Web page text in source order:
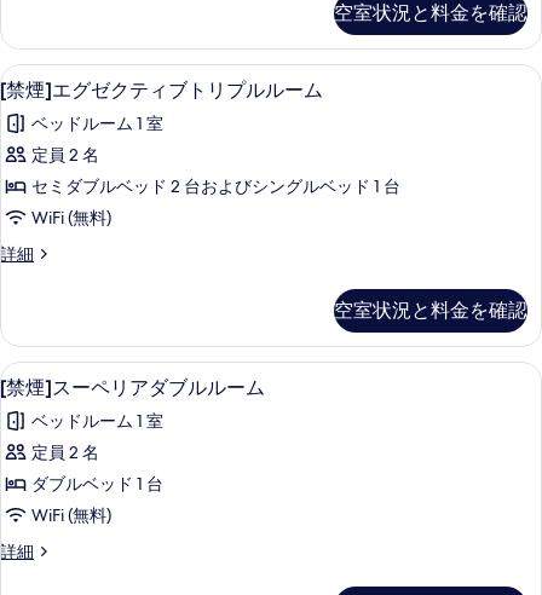
の
写
真
を
表
示
る
ブ
フ
ォ
ー
ス
ル
ー
ム
べ
て
の
写
真
を
示
ゼ
ク
テ
ィ
ブ
フ
ー
ス
ー
細
空室状況と料金を確認
[禁
煙]
エ
グ
ゼ
テ
ブ
ト
リ
プ
ル
ル
ー
ム
[禁煙]エグゼクティブトリプルルー
4
[禁煙]エグゼクティブトリプルルーム
ベッドルーム 1 室
定員 2 名
セミダブルベッド 2 台およびシングルベッド 1 台
WiFi (無料)
詳細
[禁
ゼ
ク
テ
ィ
ブ
ト
プ
ル
ー
空室状況と料金を確認
[禁
煙]
ス
ー
ペ
ア
[禁煙]スーペリアダブルルーム | セ
4
[禁煙]スーペリアダブルルーム
ベッドルーム 1 室
定員 2 名
ダブルベッド 1 台
WiFi (無料)
詳細
[禁